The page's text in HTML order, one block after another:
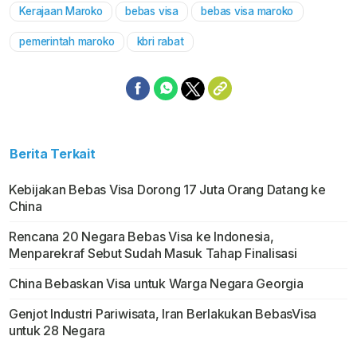
Mute
Kerajaan Maroko bebas visa bebas visa maroko
pemerintah maroko kbri rabat
Berita Terkait
Kebijakan Bebas Visa Dorong 17 Juta Orang Datang ke
China
Rencana 20 Negara Bebas Visa ke Indonesia,
Menparekraf Sebut Sudah Masuk Tahap Finalisasi
China Bebaskan Visa untuk Warga Negara Georgia
Genjot Industri Pariwisata, Iran Berlakukan BebasVisa
untuk 28 Negara